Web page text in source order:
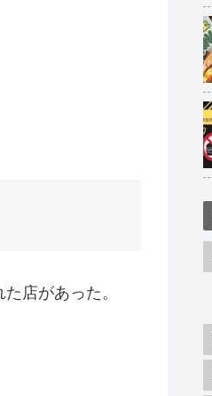
店があった。